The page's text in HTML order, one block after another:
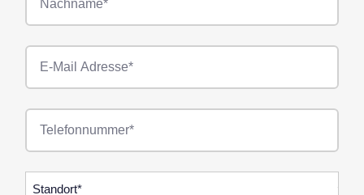
E-
Mail*
Telefonnummer